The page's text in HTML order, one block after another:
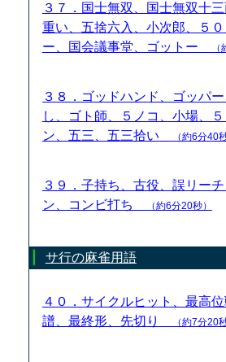
３７．国士無双、国士無双十
重い、五捨六入、小次郎、５
ー、国会議事堂、ゴットー
３８．ゴッドハンド、ゴッパ
し、ゴト師、５ノコ、小場、
ン、五三、五三拾い
（約6分40秒
３９．子持ち、古役、誤リー
ン、コンビ打ち
（約6分20秒）
サ行の麻雀用語
４０．サイクルヒット、最高
譜、最終形、先切り
（約7分20秒